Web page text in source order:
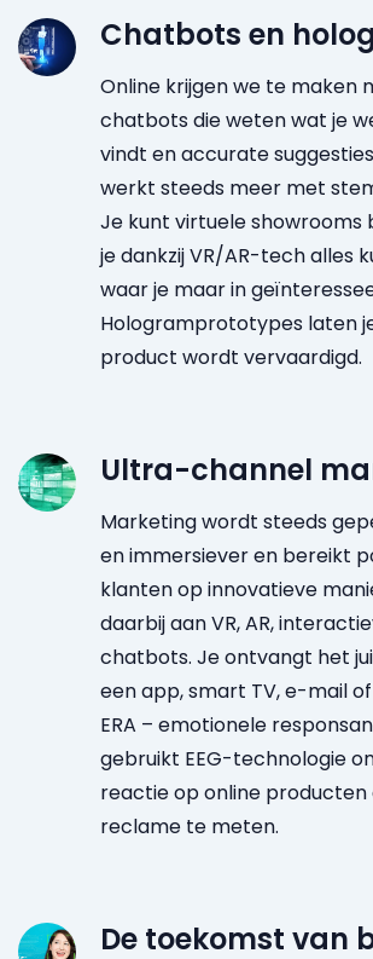
Chatbots en
Online krijgen we te maken
chatbots die weten wat je
vindt en accurate
werkt steeds meer met
Je kunt virtuele showrooms
je dankzij VR/AR-tech alles
waar je maar in
Hologramprototypes laten
product wordt vervaardigd.
Ultra-channel
Marketing wordt steeds
en immersiever en bereikt
klanten op innovatieve
daarbij aan VR, AR,
chatbots. Je ontvangt het
een app, smart TV, e-mail
ERA – emotionele
gebruikt EEG-technologie
reactie op online producten
reclame te meten.
De toekomst van